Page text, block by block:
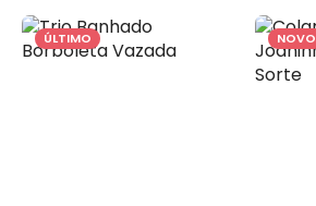
ÚLTIMO NOVO